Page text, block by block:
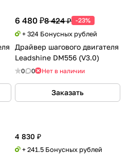
6 480 ₽8 424 ₽ -23%
+ 324 Бонусных рублей
Драйвер шагового двигателя
Leadshine DM556 (V3.0)
0 0 Нет в наличии
Заказать
4 830 ₽
+ 241.5 Бонусных рублей